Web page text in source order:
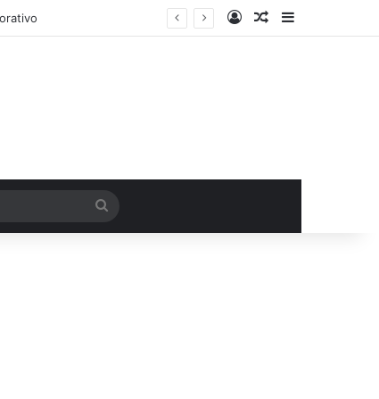
EntrarArtigo aleatório
Barra Lateral
por